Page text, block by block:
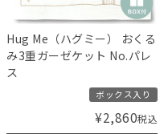
Hug Me（ハグミー） おくる
み3重ガーゼケット No.パレ
ス
ボックス入り
¥2,860税込